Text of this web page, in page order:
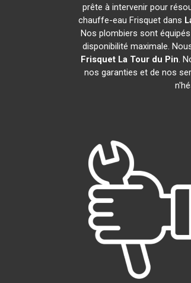
prête à intervenir pour
chauffe-eau Frisquet dans
Nos plombiers sont
disponibilité maximale.
Frisquet La Tour du Pin.
nos garanties et de nos